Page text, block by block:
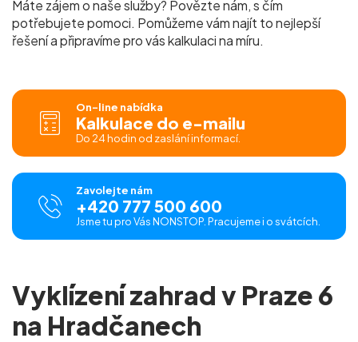
Máte zájem o naše služby? Povězte nám, s čím
potřebujete pomoci. Pomůžeme vám najít to nejlepší
řešení a připravíme pro vás kalkulaci na míru.
On-line nabídka
Kalkulace do e-mailu
Do 24 hodin od zaslání informací.
Zavolejte nám
+420 777 500 600
Jsme tu pro Vás NONSTOP. Pracujeme i o svátcích.
Vyklízení zahrad v Praze 6
na Hradčanech